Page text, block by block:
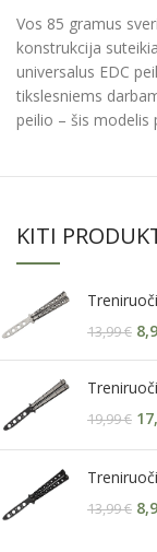
Vos 85 gramus
konstrukcija
universalus EDC
tikslesniems
peilio – šis modelis
KITI
13,99€
19,99€
13,99€